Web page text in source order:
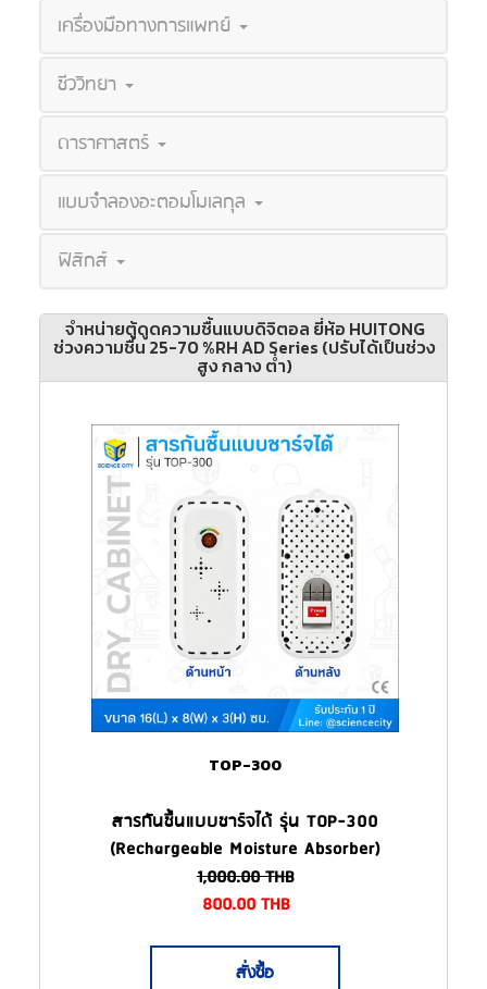
เครื่องมือทางการแพทย์
ชีววิทยา
ดาราศาสตร์
แบบจำลองอะตอมโมเลกุล
ฟิสิกส์
จำหน่ายตู้ดูดความชื้นแบบดิจิตอล ยี่ห้อ HUITONG
ช่วงความชื้น 25-70 %RH AD Series (ปรับได้เป็นช่วง
สูง กลาง ต่ำ)
TOP-300
สารกันชื้นแบบชาร์จได้ รุ่น TOP-300
(Rechargeable Moisture Absorber)
1,000.00THB
800.00THB
สั่งซื้อ